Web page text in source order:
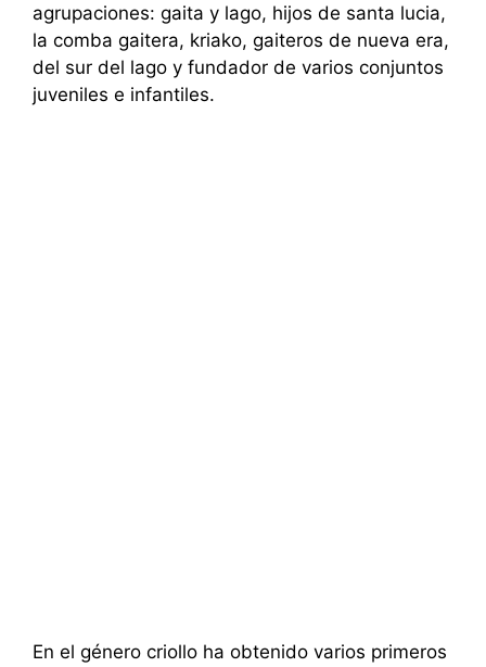
agrupaciones: gaita y lago, hijos de santa lucia,
la comba gaitera, kriako, gaiteros de nueva era,
del sur del lago y fundador de varios conjuntos
juveniles e infantiles.
En el género criollo ha obtenido varios primeros